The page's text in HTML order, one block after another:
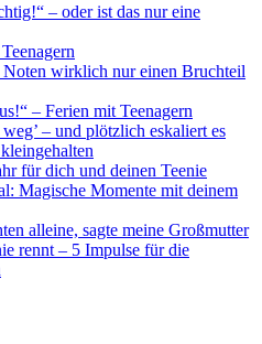
– oder ist das nur eine
wirklich nur einen Bruchteil
– Ferien mit Teenagern
– und plötzlich eskaliert es
für dich und deinen Teenie
Magische Momente mit deinem
alleine, sagte meine Großmutter
rennt – 5 Impulse für die